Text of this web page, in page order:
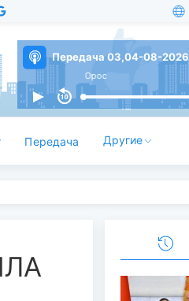
Передача 03,04-08-2026
Передача Другие